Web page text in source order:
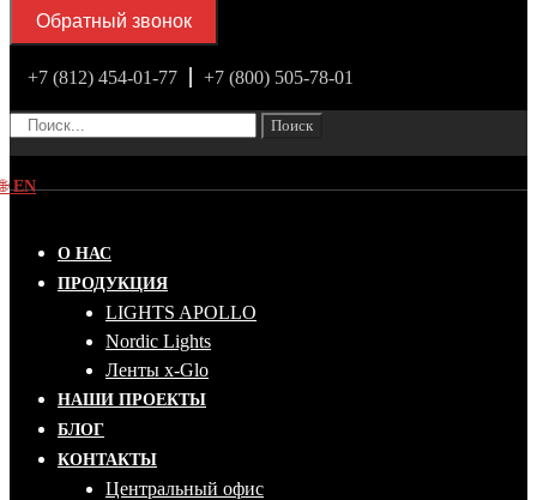
Обратный звонок
+7 (812) 454-01-77 +7 (800) 505-78-01
Поиск
EN
О НАС
ПРОДУКЦИЯ
LIGHTS APOLLO
Nordic Lights
Ленты x-Glo
НАШИ ПРОЕКТЫ
БЛОГ
КОНТАКТЫ
Центральный офис